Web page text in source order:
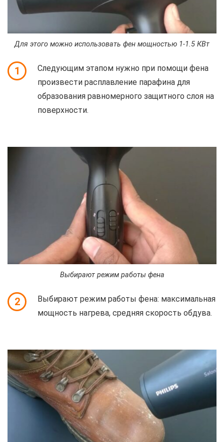
Для этого можно использовать фен мощностью 1-1.5 КВт
1
Следующим этапом нужно при помощи фена
произвести расплавление парафина для
образования равномерного защитного слоя на
поверхности.
Выбирают режим работы фена
2
Выбирают режим работы фена: максимальная
мощность нагрева, средняя скорость обдува.